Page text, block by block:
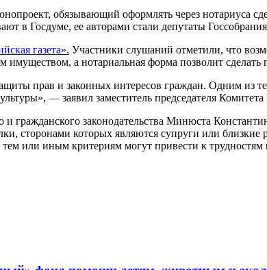
обязывающий оформлять через нотариуса
в Госдуме, ее авторами стали депутаты
газета». Участники слушаний отметили, что
имуществом, а нотариальная форма позволит сделать
прав и законных интересов граждан. Одним из
— заявил заместитель председателя
гражданского законодательства Минюста
сторонами которых являются супруги или
или иным критериям могут привести к трудностям